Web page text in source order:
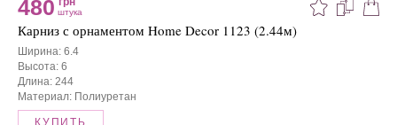
480 штука
Карниз с орнаментом Home Decor 1123 (2.44м)
Ширина: 6.4
Высота: 6
Длина: 244
Материал: Полиуретан